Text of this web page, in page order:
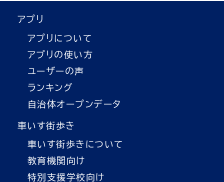
アプリ
アプリについて
アプリの使い方
ユーザーの声
ランキング
自治体オープンデータ
車いす街歩き
車いす街歩きについて
教育機関向け
特別支援学校向け